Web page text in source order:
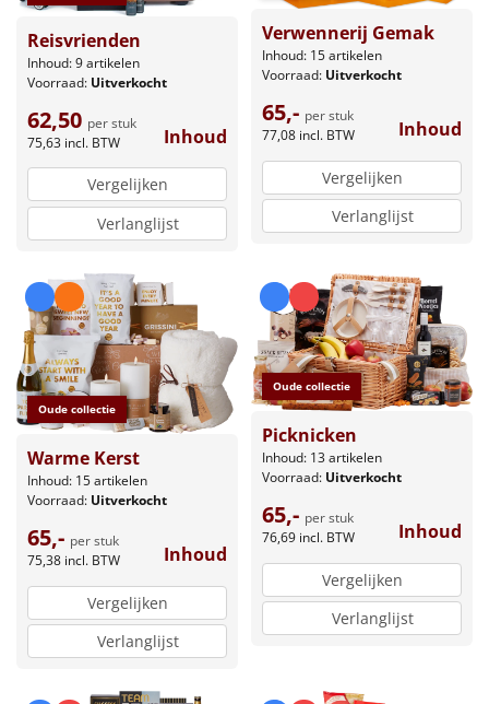
Reisvrienden
Inhoud: 9 artikelen
Voorraad: Uitverkocht
62,50 per stuk
75,63 incl. BTW Inhoud
Vergelijken
Verlanglijst
Verwennerij Gemak
Inhoud: 15 artikelen
Voorraad: Uitverkocht
65,- per stuk
77,08 incl. BTW Inhoud
Vergelijken
Verlanglijst
Oude collectie
Warme Kerst
Inhoud: 15 artikelen
Voorraad: Uitverkocht
65,- per stuk
75,38 incl. BTW Inhoud
Vergelijken
Verlanglijst
Oude collectie
Picknicken
Inhoud: 13 artikelen
Voorraad: Uitverkocht
65,- per stuk
76,69 incl. BTW Inhoud
Vergelijken
Verlanglijst